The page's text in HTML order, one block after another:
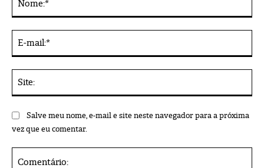
Salve meu nome, e-mail e site neste navegador para a próxima
vez que eu comentar.